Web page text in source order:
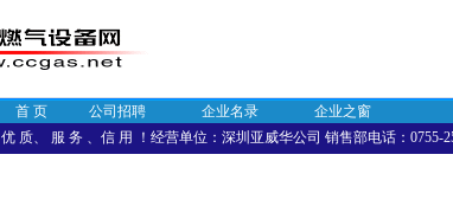
首 页 公司招聘 企业名录 企业之窗
优 质、 服 务 、信 用 ！经营单位：深圳亚威华公司 销售部电话：0755-